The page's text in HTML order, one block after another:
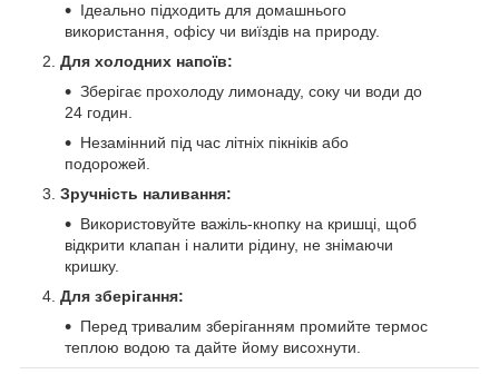
Ідеально підходить для домашнього
використання, офісу чи виїздів на природу.
Для холодних напоїв:
Зберігає прохолоду лимонаду, соку чи води до
24 годин.
Незамінний під час літніх пікніків або
подорожей.
Зручність наливання:
Використовуйте важіль-кнопку на кришці, щоб
відкрити клапан і налити рідину, не знімаючи
кришку.
Для зберігання:
Перед тривалим зберіганням промийте термос
теплою водою та дайте йому висохнути.